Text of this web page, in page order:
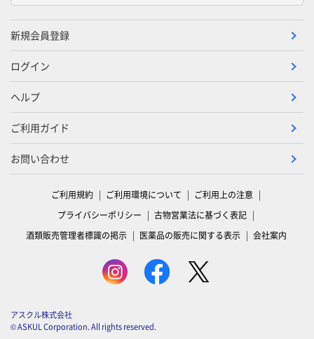
新規会員登録
ログイン
ヘルプ
ご利用ガイド
お問い合わせ
ご利用規約 ご利用環境について
ご利用上の注意
プライバシーポリシー
古物営業法に基づく表記
酒類販売管理者標識の掲示
医薬品の販売に関する表示 会社案内
アスクル株式会社
© ASKUL Corporation. All rights reserved.